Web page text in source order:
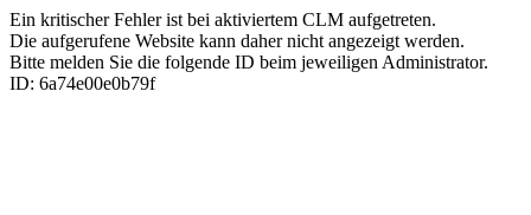
Ein kritischer Fehler ist bei aktiviertem CLM aufgetreten.
Die aufgerufene Website kann daher nicht angezeigt werden.
Bitte melden Sie die folgende ID beim jeweiligen Administrator.
ID: 6a74e00e0b79f